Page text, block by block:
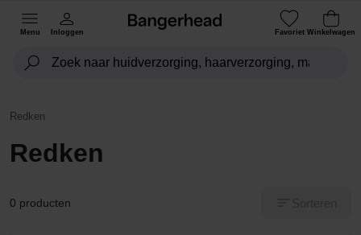
Menu Inloggen Favoriet Winkelwagen
Redken
Redken
0 producten